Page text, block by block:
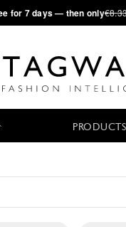
for 7 days — then only
PRODUCTS